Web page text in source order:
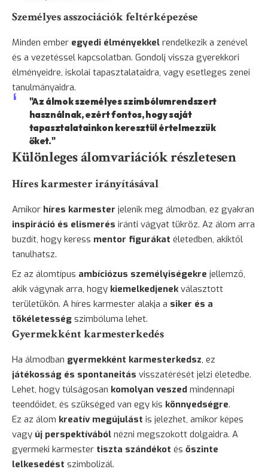
Személyes asszociációk feltérképezése
Minden ember egyedi élményekkel rendelkezik a zenével
és a vezetéssel kapcsolatban. Gondolj vissza gyerekkori
élményeidre, iskolai tapasztalataidra, vagy esetleges zenei
tanulmányaidra.
"Az álmok személyes szimbólumrendszert
használnak, ezért fontos, hogy saját
tapasztalatainkon keresztül értelmezzük
őket."
Különleges álomvariációk részletesen
Híres karmester irányításával
Amikor híres karmester jelenik meg álmodban, ez gyakran
inspiráció és elismerés iránti vágyat tükröz. Az álom arra
buzdít, hogy keress mentor figurákat életedben, akiktől
tanulhatsz.
Ez az álomtípus ambíciózus személyiségekre jellemző,
akik vágynak arra, hogy kiemelkedjenekválasztott
területükön. A híres karmester alakja a siker és a
tökéletesség szimbóluma lehet.
Gyermekként karmesterkedés
Ha álmodban gyermekként karmesterkedsz, ez
játékosság és spontaneitás visszatérését jelzi életedbe.
Lehet, hogy túlságosan komolyan veszed mindennapi
teendőidet, és szükséged van egy kis könnyedségre.
Ez az álom kreatív megújulást is jelezhet, amikor képes
vagy új perspektívából nézni megszokott dolgaidra. A
gyermeki karmester tiszta szándékot és őszinte
lelkesedést szimbolizál.